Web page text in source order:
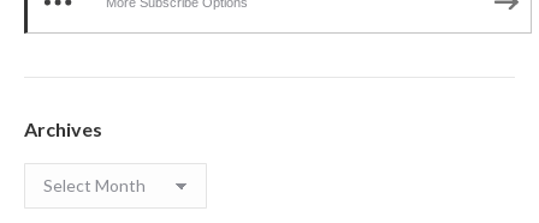
Archives
Archives